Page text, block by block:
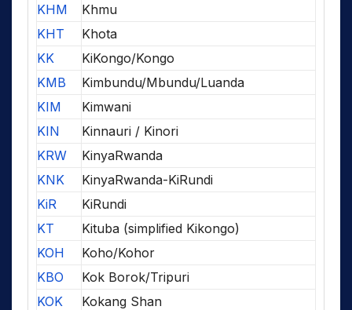
KHM
Khmu
KHT
Khota
KK
KiKongo/Kongo
KMB
Kimbundu/Mbundu/Luanda
KIM
Kimwani
KIN
Kinnauri / Kinori
KRW
KinyaRwanda
KNK
KinyaRwanda-KiRundi
KiR
KiRundi
KT
Kituba (simplified Kikongo)
KOH
Koho/Kohor
KBO
Kok Borok/Tripuri
KOK
Kokang Shan